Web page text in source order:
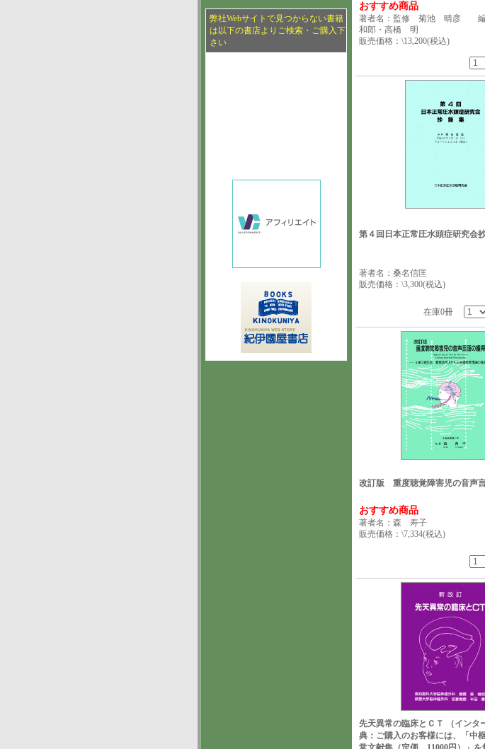
弊社Webサイトで見つからない書籍
は以下の書店よりご検索・ご購入下
さい
おすすめ商品
著者名：監修 菊池 晴彦
和郎・高橋 明
販売価格：\13,200(税込)
第４回日本正常圧水頭症研究会
著者名：桑名信匡
販売価格：\3,300(税込)
在庫0冊
改訂版 重度聴覚障害児の音声
おすすめ商品
著者名：森 寿子
販売価格：\7,334(税込)
先天異常の臨床とＣＴ （インタ
典：ご購入のお客様には、「中